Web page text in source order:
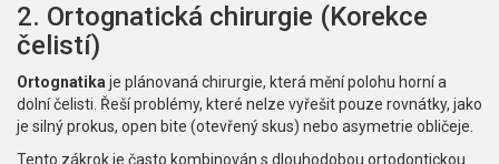
2. Ortognatická chirurgie (Korekce
čelistí)
Ortognatika je plánovaná chirurgie, která mění polohu horní a
dolní čelisti. Řeší problémy, které nelze vyřešit pouze rovnátky, jako
je silný prokus, open bite (otevřený skus) nebo asymetrie obličeje.
Tento zákrok je často kombinován s dlouhodobou ortodontickou